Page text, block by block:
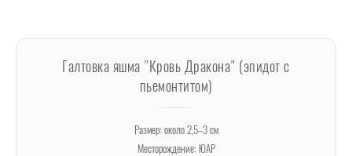
Галтовка яшма "Кровь Дракона" (эпидот с
пьемонтитом)
Размер: около 2,5–3 см
Месторождение: ЮАР